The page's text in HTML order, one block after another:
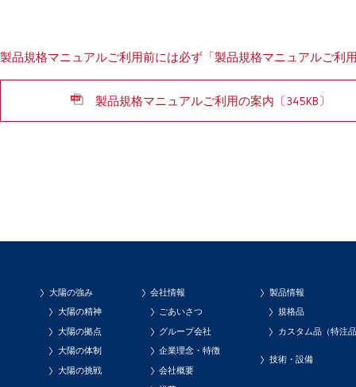
製品規格マニュアルご利用前には必ず「製品規格マニュアルご利
製品規格マニュアルご利用の案内〔345KB〕
大陽の強み
大陽の精神
大陽の拠点
大陽の体制
大陽の挑戦
会社情報
ごあいさつ
グループ会社
企業理念・特徴
会社概要
製品情報
規格品
カスタム品（特注
技術・設備